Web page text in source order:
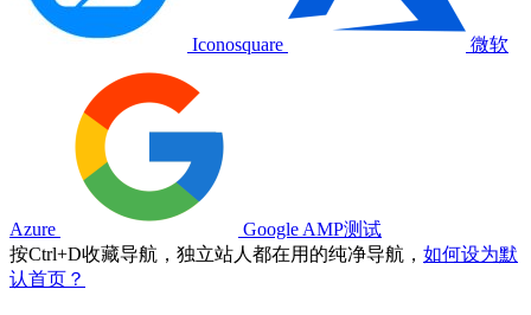
Iconosquare 微软
Azure
Google AMP测试
按Ctrl+D收藏导航，独立站人都在用的纯净导航， 如何设为默
认首页？